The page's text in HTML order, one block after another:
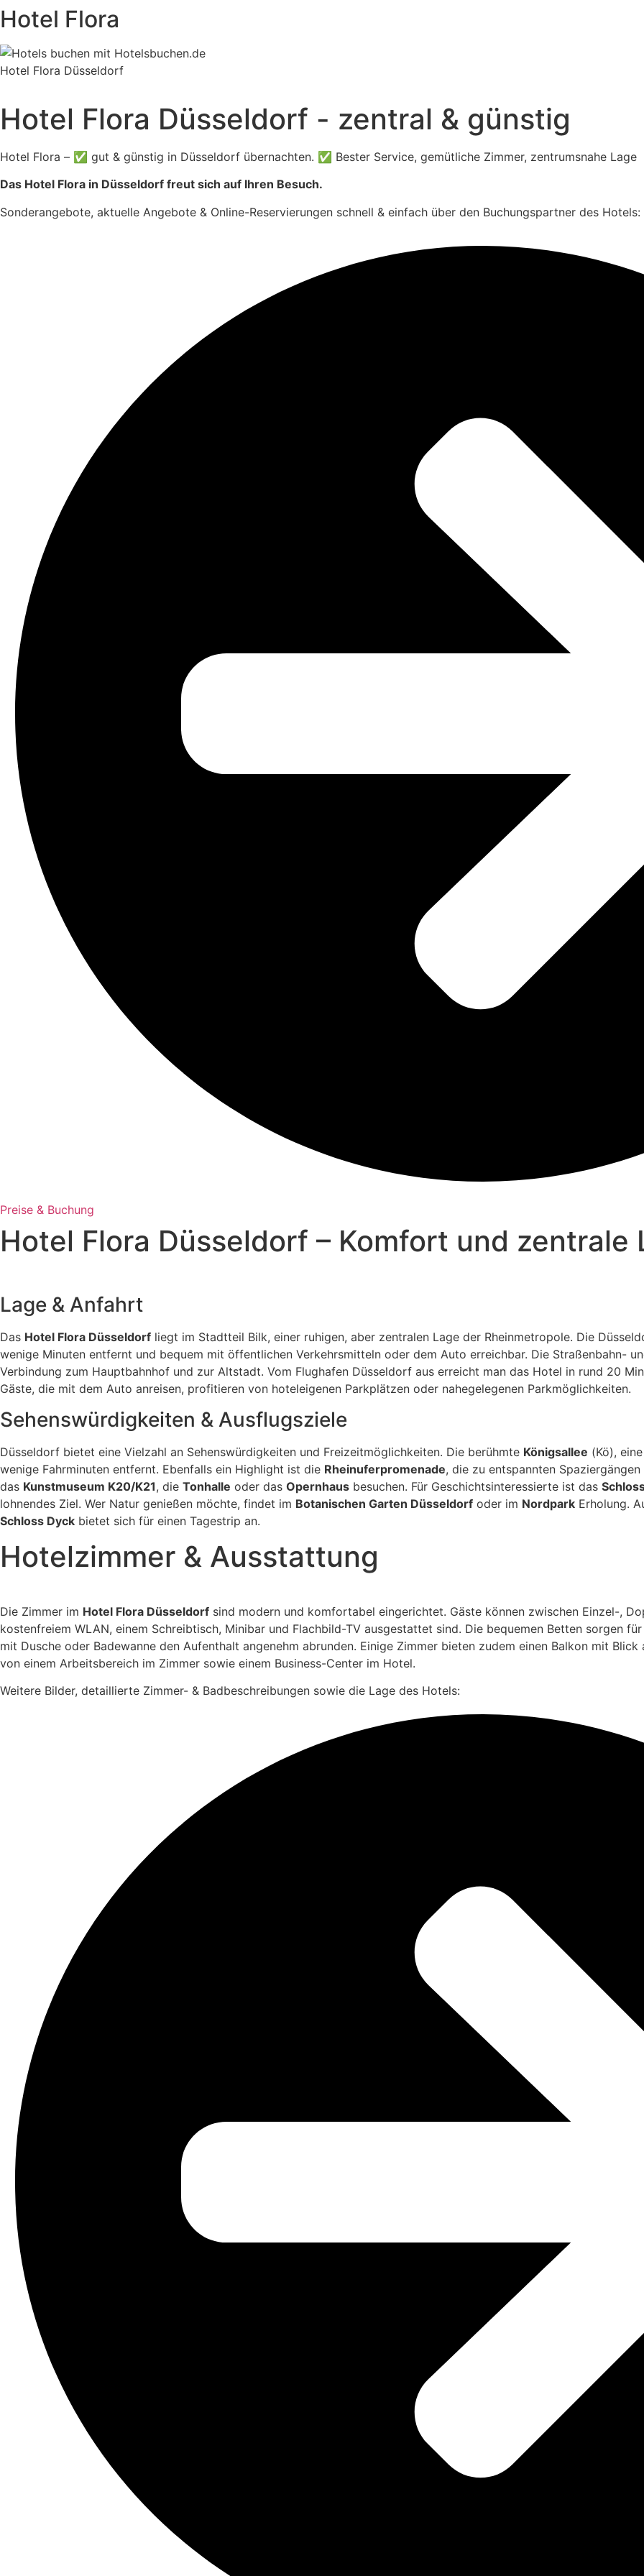
Hotel Flora
Hotel Flora Düsseldorf
Hotel Flora Düsseldorf - zentral & günstig
Hotel Flora – ✅ gut & günstig in Düsseldorf übernachten. ✅ Bester Service, gemütliche Zimmer, zentrumsnahe Lage
Das Hotel Flora in Düsseldorf freut sich auf Ihren Besuch.
Sonderangebote, aktuelle Angebote & Online-Reservierungen schnell & einfach über den Buchungspartner des Hotels:
Preise & Buchung
Hotel Flora Düsseldorf – Komfort und zentrale
Lage & Anfahrt
Das Hotel Flora Düsseldorf liegt im Stadtteil Bilk, einer ruhigen, aber zentralen Lage der Rheinmetropole. Die
wenige Minuten entfernt und bequem mit öffentlichen Verkehrsmitteln oder dem Auto erreichbar. Die Straßenbahn-
Verbindung zum Hauptbahnhof und zur Altstadt. Vom Flughafen Düsseldorf aus erreicht man das Hotel in rund 20
Gäste, die mit dem Auto anreisen, profitieren von hoteleigenen Parkplätzen oder nahegelegenen Parkmöglichkeiten.
Sehenswürdigkeiten & Ausflugsziele
Düsseldorf bietet eine Vielzahl an Sehenswürdigkeiten und Freizeitmöglichkeiten. Die berühmte Königsallee (Kö),
wenige Fahrminuten entfernt. Ebenfalls ein Highlight ist die Rheinuferpromenade, die zu entspannten
das Kunstmuseum K20/K21, die Tonhalle oder das Opernhaus besuchen. Für Geschichtsinteressierte ist das
lohnendes Ziel. Wer Natur genießen möchte, findet im Botanischen Garten Düsseldorf oder im Nordpark Erholung.
Schloss Dyck bietet sich für einen Tagestrip an.
Hotelzimmer & Ausstattung
Die Zimmer im Hotel Flora Düsseldorf sind modern und komfortabel eingerichtet. Gäste können zwischen Einzel-,
kostenfreiem WLAN, einem Schreibtisch, Minibar und Flachbild-TV ausgestattet sind. Die bequemen Betten sorgen
mit Dusche oder Badewanne den Aufenthalt angenehm abrunden. Einige Zimmer bieten zudem einen Balkon mit
von einem Arbeitsbereich im Zimmer sowie einem Business-Center im Hotel.
Weitere Bilder, detaillierte Zimmer- & Badbeschreibungen sowie die Lage des Hotels: